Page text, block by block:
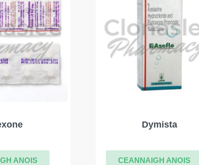
ANOIS
Dymista
CEANNAIGH ANOIS